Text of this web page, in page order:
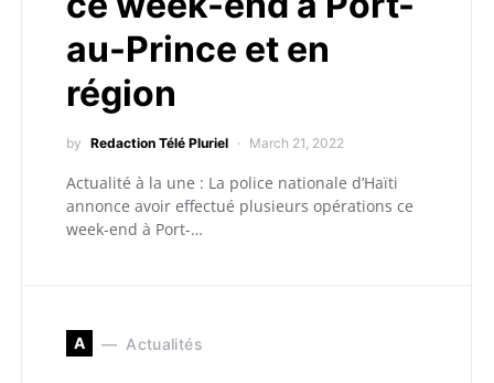
au-Prince et en
région
by Redaction Télé Pluriel March 21, 2022
Actualité à la une : La police nationale d’Haïti
annonce avoir effectué plusieurs opérations ce
week-end à Port-…
A Actualités